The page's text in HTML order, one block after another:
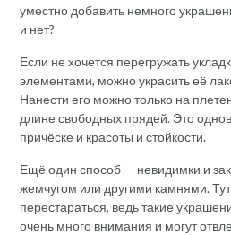
уместно добавить немного
и нет?
Если не хочется перегружать
элементами, можно украсить её
Нанести его можно только на
длине свободных прядей. Это
причёске и красоты и стойкости.
Ещё один способ — невидимки и
жемчугом или другими камнями.
перестараться, ведь такие
очень много внимания и могут